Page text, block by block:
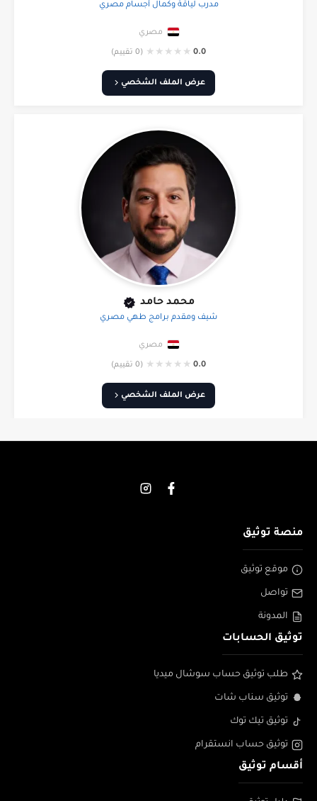
مدرب لياقة وكمال أجسام مصري
مصري
0.0
★
★
★
★
★ (0 تقييم)
عرض الملف الشخصي
محمد حامد
شيف ومقدم برامج طهي مصري
مصري
0.0
★
★
★
★
★ (0 تقييم)
عرض الملف الشخصي
منصة توثيق
موقع توثيق
تواصل
المدونة
توثيق الحسابات
طلب توثيق حساب سوشال ميديا
توثيق سناب شات
توثيق تيك توك
توثيق حساب انستقرام
أقسام توثيق